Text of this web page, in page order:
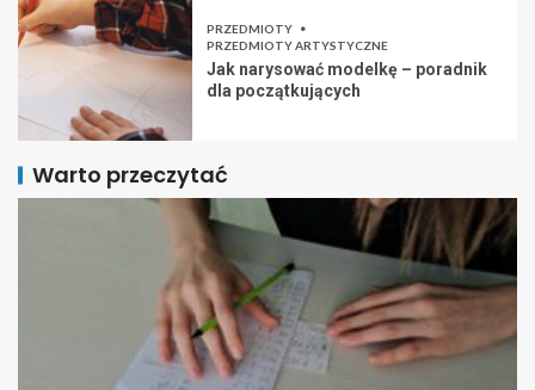
PRZEDMIOTY
PRZEDMIOTY ARTYSTYCZNE
Jak narysować modelkę – poradnik
dla początkujących
Warto przeczytać